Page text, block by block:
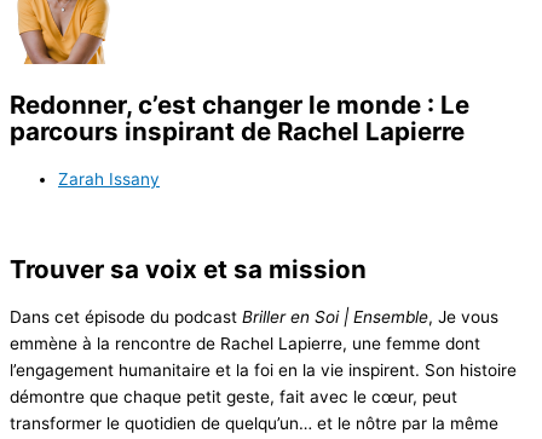
Redonner, c’est changer le monde : Le
parcours inspirant de Rachel Lapierre
Zarah Issany
Trouver sa voix et sa mission
Dans cet épisode du podcast Briller en Soi | Ensemble, Je vous
emmène à la rencontre de Rachel Lapierre, une femme dont
l’engagement humanitaire et la foi en la vie inspirent. Son histoire
démontre que chaque petit geste, fait avec le cœur, peut
transformer le quotidien de quelqu’un… et le nôtre par la même